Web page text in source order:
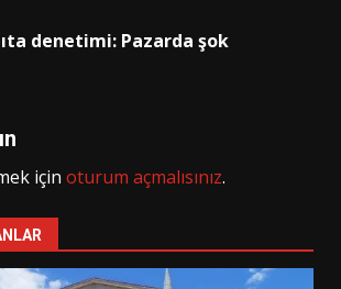
denetimi: Pazarda şok
için oturum açmalısınız.